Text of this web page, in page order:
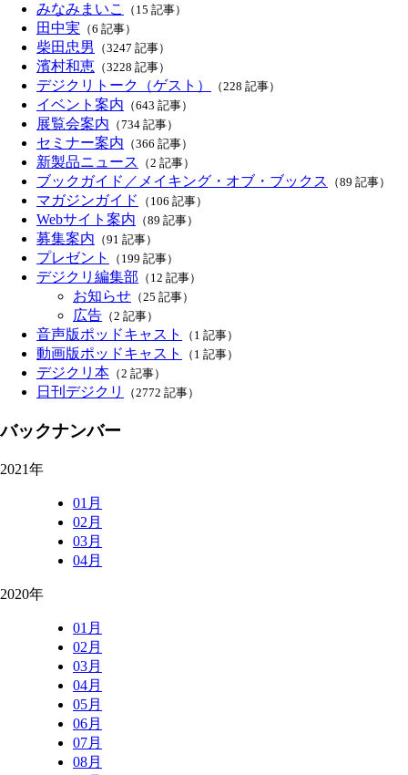
みなみまいこ （15 記事）
田中実 （6 記事）
柴田忠男 （3247 記事）
濱村和恵 （3228 記事）
デジクリトーク（ゲスト） （228 記事）
イベント案内 （643 記事）
展覧会案内 （734 記事）
セミナー案内 （366 記事）
新製品ニュース （2 記事）
ブックガイド／メイキング・オブ・ブックス （89 記事）
マガジンガイド （106 記事）
Webサイト案内 （89 記事）
募集案内 （91 記事）
プレゼント （199 記事）
デジクリ編集部 （12 記事）
お知らせ （25 記事）
広告 （2 記事）
音声版ポッドキャスト （1 記事）
動画版ポッドキャスト （1 記事）
デジクリ本 （2 記事）
日刊デジクリ （2772 記事）
バックナンバー
2021年
01月
02月
03月
04月
2020年
01月
02月
03月
04月
05月
06月
07月
08月